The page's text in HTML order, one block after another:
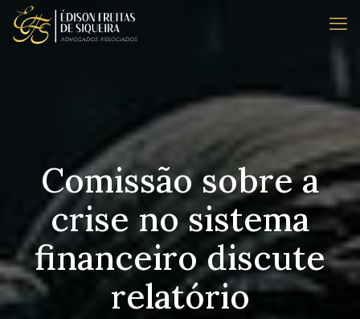
Comissão sobre a
crise no sistema
financeiro discute
relatório